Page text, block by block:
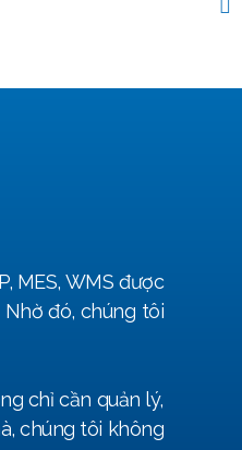
MES, WMS được
đó, chúng tôi
chỉ cần quản lý,
chúng tôi không